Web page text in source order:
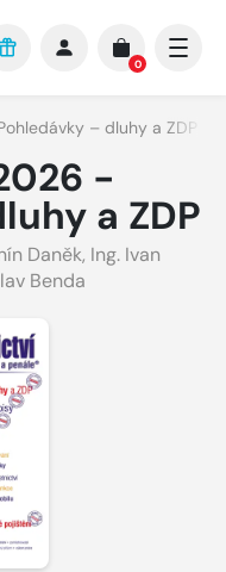
0
– dluhy a ZDP
-
a ZDP
Daněk, Ing. Ivan
Benda